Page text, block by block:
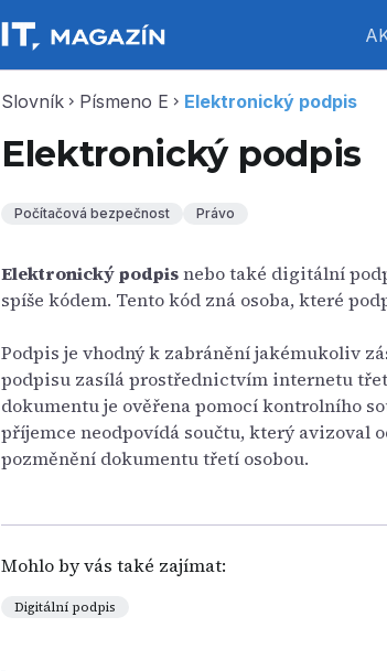
Slovník chevron_right Písmeno E chevron_right Elektronický podpis
Elektronický podpis
Počítačová bezpečnost Právo
Elektronický podpisnebo také digitální
spíše kódem. Tento kód zná osoba, které
Podpis je vhodný k zabránění jakémukoliv
podpisu zasílá prostřednictvím internetu
dokumentu je ověřena pomocí kontrolního
příjemce neodpovídá součtu, který avizoval
pozměnění dokumentu třetí osobou.
Mohlo by vás také zajímat:
Digitální podpis